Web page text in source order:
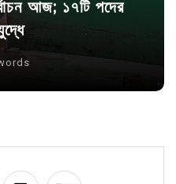
আজ; ১৭টি পদের